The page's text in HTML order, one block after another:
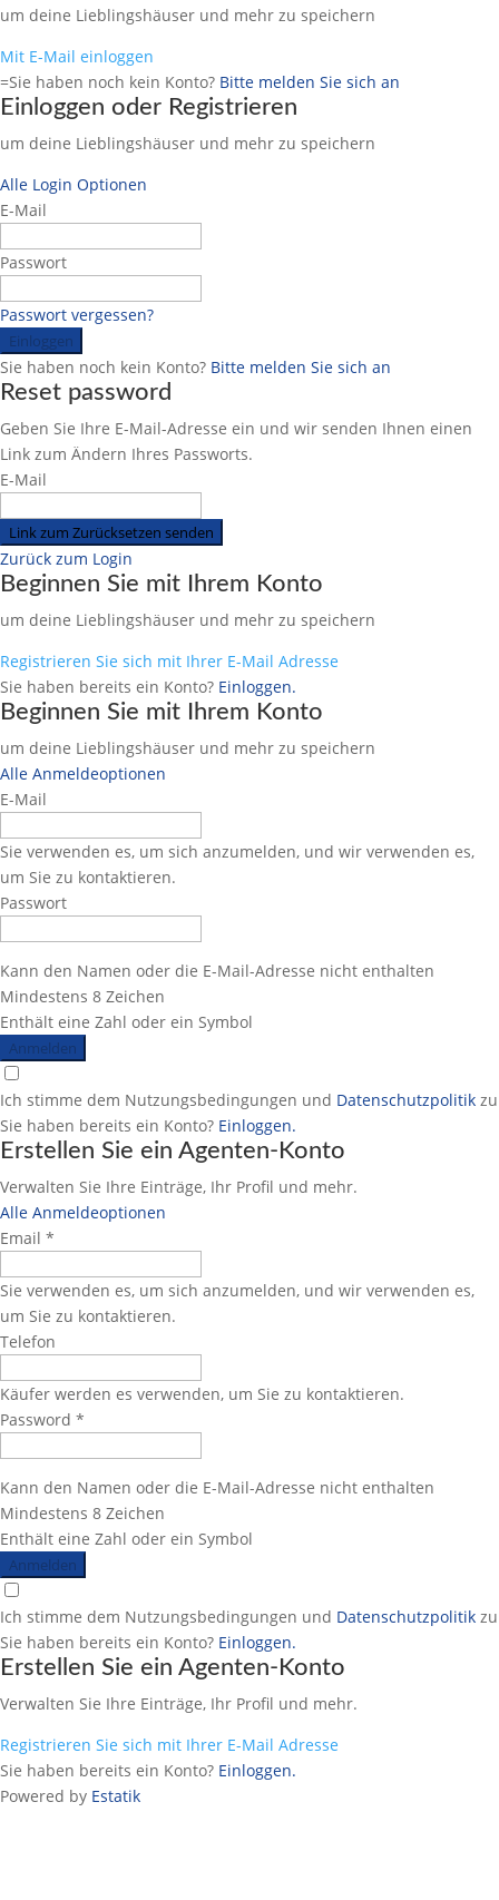
um deine Lieblingshäuser und mehr zu speichern
Mit E-Mail einloggen
=Sie haben noch kein Konto? Bitte melden Sie sich an
Einloggen oder Registrieren
um deine Lieblingshäuser und mehr zu speichern
Alle Login Optionen
E-Mail
Passwort
Passwort vergessen?
Einloggen
Sie haben noch kein Konto? Bitte melden Sie sich an
Reset password
Geben Sie Ihre E-Mail-Adresse ein und wir senden Ihnen einen
Link zum Ändern Ihres Passworts.
E-Mail
Link zum Zurücksetzen senden
Zurück zum Login
Beginnen Sie mit Ihrem Konto
um deine Lieblingshäuser und mehr zu speichern
Registrieren Sie sich mit Ihrer E-Mail Adresse
Sie haben bereits ein Konto? Einloggen.
Beginnen Sie mit Ihrem Konto
um deine Lieblingshäuser und mehr zu speichern
Alle Anmeldeoptionen
E-Mail
Sie verwenden es, um sich anzumelden, und wir verwenden es,
um Sie zu kontaktieren.
Passwort
Kann den Namen oder die E-Mail-Adresse nicht enthalten
Mindestens 8 Zeichen
Enthält eine Zahl oder ein Symbol
Anmelden
Ich stimme dem Nutzungsbedingungen und Datenschutzpolitik zu
Sie haben bereits ein Konto? Einloggen.
Erstellen Sie ein Agenten-Konto
Verwalten Sie Ihre Einträge, Ihr Profil und mehr.
Alle Anmeldeoptionen
Email *
Sie verwenden es, um sich anzumelden, und wir verwenden es,
um Sie zu kontaktieren.
Telefon
Käufer werden es verwenden, um Sie zu kontaktieren.
Password *
Kann den Namen oder die E-Mail-Adresse nicht enthalten
Mindestens 8 Zeichen
Enthält eine Zahl oder ein Symbol
Anmelden
Ich stimme dem Nutzungsbedingungen und Datenschutzpolitik zu
Sie haben bereits ein Konto? Einloggen.
Erstellen Sie ein Agenten-Konto
Verwalten Sie Ihre Einträge, Ihr Profil und mehr.
Registrieren Sie sich mit Ihrer E-Mail Adresse
Sie haben bereits ein Konto? Einloggen.
Powered by Estatik